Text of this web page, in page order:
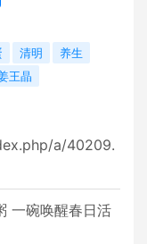
清明
养生
王晶
a/40209.
一碗唤醒春日活